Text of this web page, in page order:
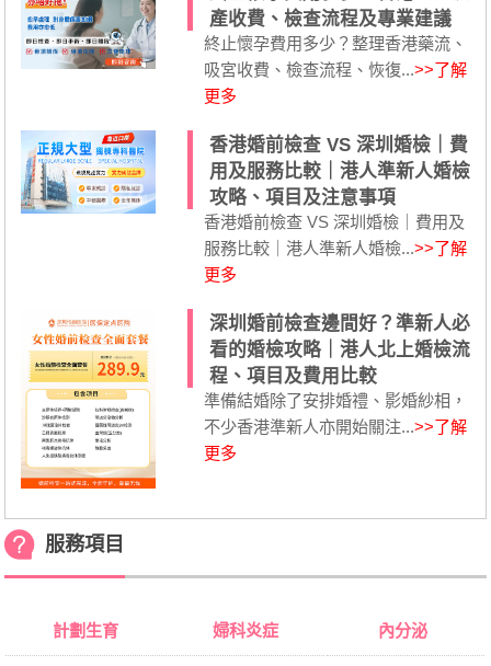
產收費、檢查流程及專業建議
終止懷孕費用多少？整理香港藥流、
吸宮收費、檢查流程、恢復...>>了解
更多
香港婚前檢查 VS 深圳婚檢｜費
用及服務比較｜港人準新人婚檢
攻略、項目及注意事項
香港婚前檢查 VS 深圳婚檢｜費用及
服務比較｜港人準新人婚檢...>>了解
更多
深圳婚前檢查邊間好？準新人必
看的婚檢攻略｜港人北上婚檢流
程、項目及費用比較
準備結婚除了安排婚禮、影婚紗相，
不少香港準新人亦開始關注...>>了解
更多
服務項目
計劃生育 婦科炎症 內分泌